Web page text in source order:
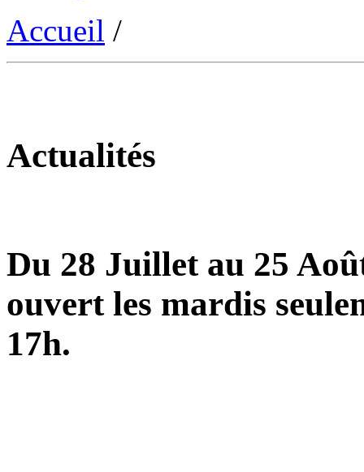
Accueil /
Actualités
Du 28 Juillet au 25
ouvert les mardis
17h.